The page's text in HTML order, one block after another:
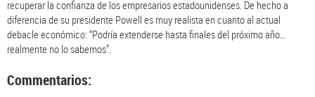
recuperar la confianza de los empresarios estadounidenses. De hecho a
diferencia de su presidente Powell es muy realista en cuanto al actual
debacle económico: “Podría extenderse hasta finales del próximo año…
realmente no lo sabemos”.
Commentarios: